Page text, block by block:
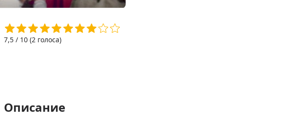
7,5 / 10 (2 голоса)
Описание